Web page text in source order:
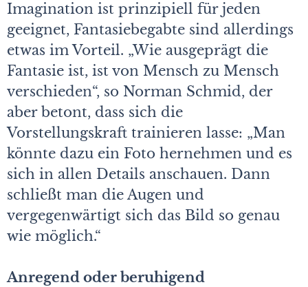
Imagination ist prinzipiell für jeden
geeignet, Fantasiebegabte sind allerdings
etwas im Vorteil. „Wie ausgeprägt die
Fantasie ist, ist von Mensch zu Mensch
verschieden“, so Norman Schmid, der
aber betont, dass sich die
Vorstellungskraft trainieren lasse: „Man
könnte dazu ein Foto hernehmen und es
sich in allen Details anschauen. Dann
schließt man die Augen und
vergegenwärtigt sich das Bild so genau
wie möglich.“
Anregend oder beruhigend